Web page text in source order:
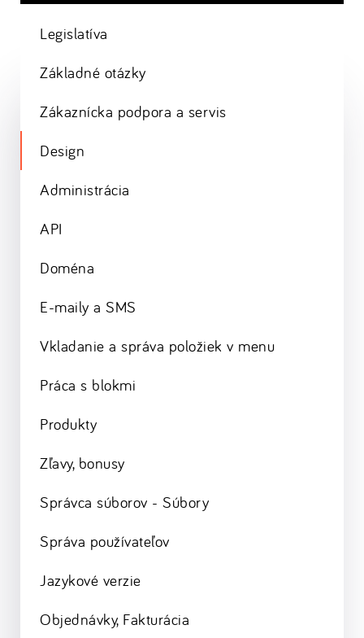
Legislatíva
Základné otázky
Zákaznícka podpora a servis
Design
Administrácia
API
Doména
E-maily a SMS
Vkladanie a správa položiek v menu
Práca s blokmi
Produkty
Zľavy, bonusy
Správca súborov - Súbory
Správa používateľov
Jazykové verzie
Objednávky, Fakturácia